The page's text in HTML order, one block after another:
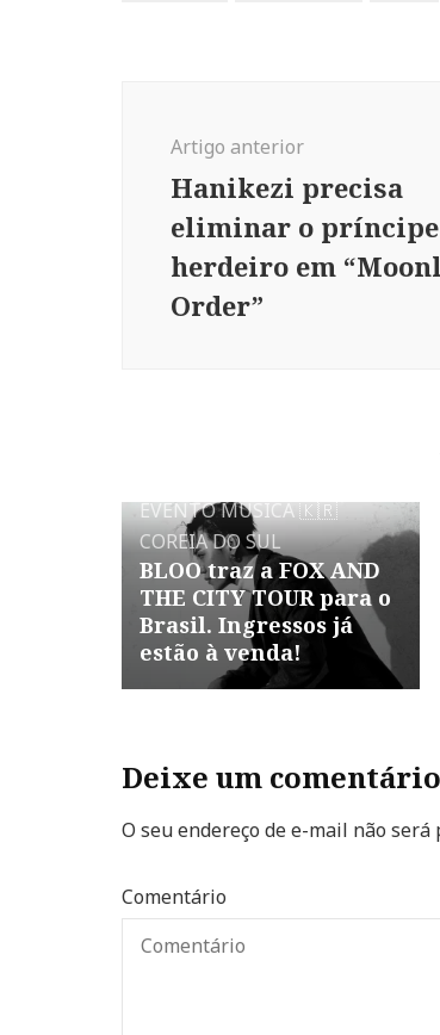
Artigo anterior
Hanikezi precisa
eliminar o príncipe
herdeiro em
Order”
EVENTOMÚSICA🇰🇷
COREIA DO SUL
BLOO traz a FOX AND
THE CITY TOUR para o
Brasil. Ingressos já
estão à venda!
Deixe um comentário
O seu endereço de e-mail não será
Comentário